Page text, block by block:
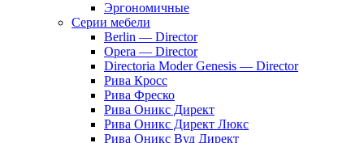
Эргономичные
Серии мебели
Berlin — Director
Opera — Director
Directoria Moder Genesis — Director
Рива Кросс
Рива Фреско
Рива Оникс Директ
Рива Оникс Директ Люкс
Рива Оникс Вуд Директ